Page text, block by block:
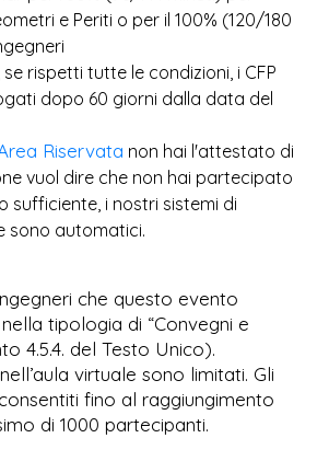
e Periti o per il 100% (120/180
rispetti tutte le condizioni, i CFP
dopo 60 giorni dalla data del
Riservata non hai l'attestato di
vuol dire che non hai partecipato
sufficiente, i nostri sistemi di
sono automatici.
che questo evento
tipologia di “Convegni e
4.5.4. del Testo Unico).
virtuale sono limitati. Gli
fino al raggiungimento
di 1000 partecipanti.